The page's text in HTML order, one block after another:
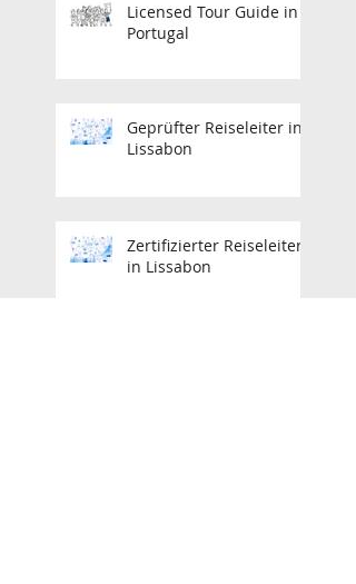
Licensed Tour Guide in
Portugal
Geprüfter Reiseleiter in
Lissabon
Zertifizierter Reiseleiter
in Lissabon